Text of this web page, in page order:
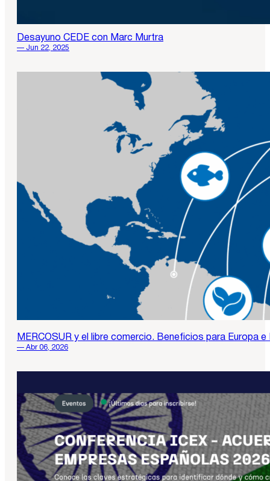
Desayuno CEDE con Marc Murtra
— Jun 22, 2025
MERCOSUR y el libre comercio. Beneficios para Europa e
— Abr 06, 2026